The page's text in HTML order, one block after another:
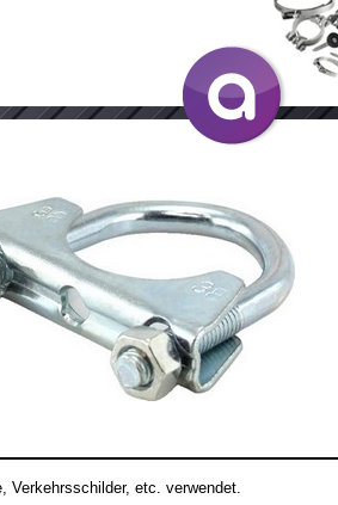
Verkehrsschilder, etc. verwendet.